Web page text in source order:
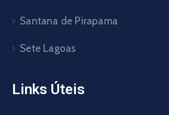
Santana de Pirapama
Sete Lagoas
Links Úteis